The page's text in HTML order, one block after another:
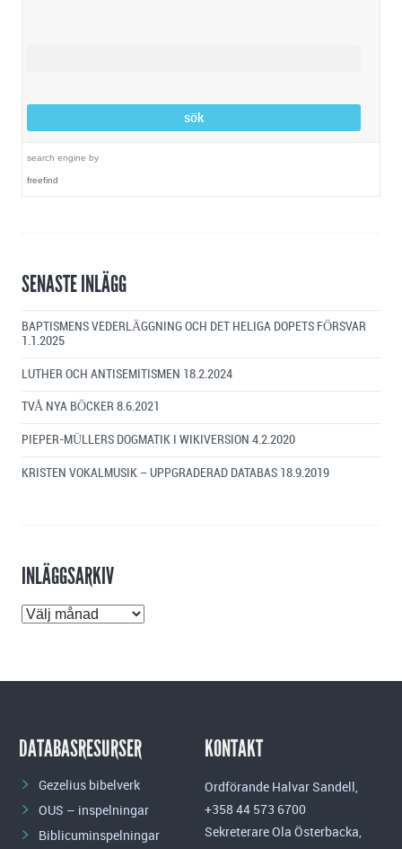
search engine by
freefind
SENASTE INLÄGG
BAPTISMENS VEDERLÄGGNING OCH DET HELIGA DOPETS FÖRSVAR
1.1.2025
LUTHER OCH ANTISEMITISMEN 18.2.2024
TVÅ NYA BÖCKER 8.6.2021
PIEPER-MÜLLERS DOGMATIK I WIKIVERSION 4.2.2020
KRISTEN VOKALMUSIK – UPPGRADERAD DATABAS 18.9.2019
INLÄGGSARKIV
Inläggsarkiv
DATABASRESURSER
Gezelius bibelverk
OUS – inspelningar
Biblicuminspelningar
KONTAKT
Ordförande Halvar Sandell,
+358 44 573 6700
Sekreterare Ola Österbacka,